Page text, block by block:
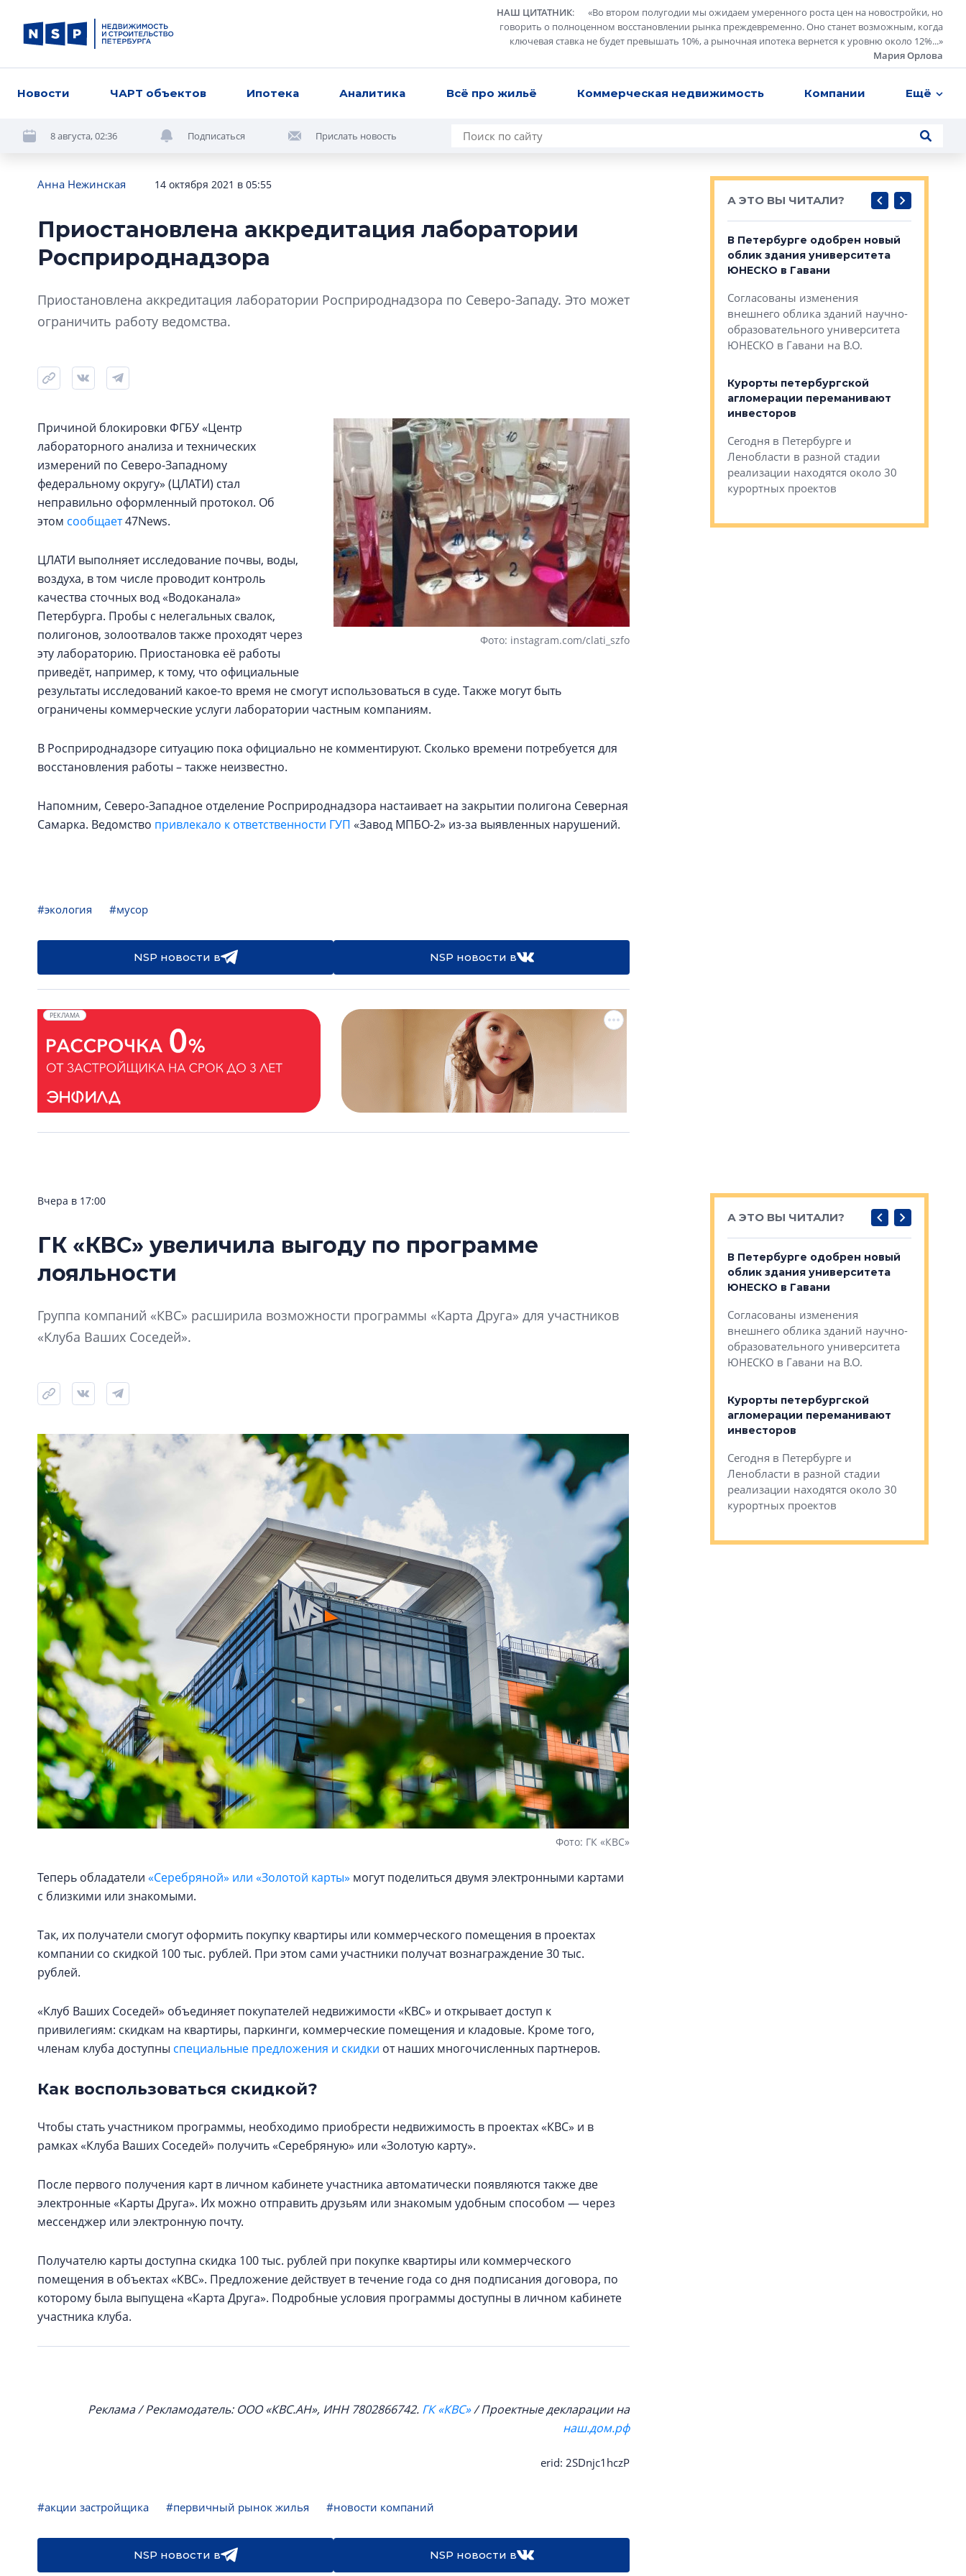
НАШ ЦИТАТНИК: «Во втором полугодии мы ожидаем умеренного роста цен на новостройки, но
говорить о полноценном восстановлении рынка преждевременно. Оно станет возможным, когда
ключевая ставка не будет превышать 10%, а рыночная ипотека вернется к уровню около 12%...»
Мария Орлова
Новости ЧАРТ объектов Ипотека Аналитика Всё про жильё Коммерческая недвижимость Компании Ещё
8 августа, 02:36 Подписаться Прислать новость
Анна Нежинская 14 октября 2021 в 05:55
Приостановлена аккредитация лаборатории
Росприроднадзора
Приостановлена аккредитация лаборатории Росприроднадзора по Северо-Западу. Это может
ограничить работу ведомства.
Фото: instagram.com/clati_szfo
Причиной блокировки ФГБУ «Центр
лабораторного анализа и технических
измерений по Северо-Западному
федеральному округу» (ЦЛАТИ) стал
неправильно оформленный протокол. Об
этом сообщает47News.
ЦЛАТИ выполняет исследование почвы, воды,
воздуха, в том числе проводит контроль
качества сточных вод «Водоканала»
Петербурга. Пробы с нелегальных свалок,
полигонов, золоотвалов также проходят через
эту лабораторию. Приостановка её работы
приведёт, например, к тому, что официальные
результаты исследований какое-то время не смогут использоваться в суде. Также могут быть
ограничены коммерческие услуги лаборатории частным компаниям.
В Росприроднадзоре ситуацию пока официально не комментируют. Сколько времени потребуется для
восстановления работы – также неизвестно.
Напомним, Северо-Западное отделение Росприроднадзора настаивает на закрытии полигона Северная
Самарка. Ведомство привлекало к ответственности ГУП «Завод МПБО-2» из-за выявленных нарушений.
#экология #мусор
NSP новости в NSP новости в
РЕКЛАМА
А ЭТО ВЫ ЧИТАЛИ?
Усадьба Торосово — антидот
эпохи фальш-панелей
дешевле строящихся
В Петербурге одобрен новый
облик здания университета
ЮНЕСКО в Гавани
Согласованы изменения
внешнего облика зданий научно-
образовательного университета
ЮНЕСКО в Гавани на В.О.
Курорты петербургской
агломерации переманивают
инвесторов
Сегодня в Петербурге и
Ленобласти в разной стадии
реализации находятся около 30
курортных проектов
Вчера в 17:00
ГК «КВС» увеличила выгоду по программе
лояльности
Группа компаний «КВС» расширила возможности программы «Карта Друга» для участников
«Клуба Ваших Соседей».
Фото: ГК «КВС»
Теперь обладатели «Серебряной» или «Золотой карты» могут поделиться двумя электронными картами
с близкими или знакомыми.
Так, их получатели смогут оформить покупку квартиры или коммерческого помещения в проектах
компании со скидкой 100 тыс. рублей. При этом сами участники получат вознаграждение 30 тыс.
рублей.
«Клуб Ваших Соседей» объединяет покупателей недвижимости «КВС» и открывает доступ к
привилегиям: скидкам на квартиры, паркинги, коммерческие помещения и кладовые. Кроме того,
членам клуба доступны специальные предложения и скидки от наших многочисленных партнеров.
Как воспользоваться скидкой?
Чтобы стать участником программы, необходимо приобрести недвижимость в проектах «КВС» и в
рамках «Клуба Ваших Соседей» получить «Серебряную» или «Золотую карту».
После первого получения карт в личном кабинете участника автоматически появляются также две
электронные «Карты Друга». Их можно отправить друзьям или знакомым удобным способом — через
мессенджер или электронную почту.
Получателю карты доступна скидка 100 тыс. рублей при покупке квартиры или коммерческого
помещения в объектах «КВС». Предложение действует в течение года со дня подписания договора, по
которому была выпущена «Карта Друга». Подробные условия программы доступны в личном кабинете
участника клуба.
Реклама / Рекламодатель: ООО «КВС.АН», ИНН 7802866742. ГК «КВС»/ Проектные декларации на
наш.дом.рф
erid: 2SDnjc1hczP
#акции застройщика #первичный рынок жилья #новости компаний
NSP новости в NSP новости в
А ЭТО ВЫ ЧИТАЛИ?
эпохи фальш-панелей
В Петербурге одобрен новый
облик здания университета
ЮНЕСКО в Гавани
Согласованы изменения
внешнего облика зданий научно-
образовательного университета
ЮНЕСКО в Гавани на В.О.
Курорты петербургской
агломерации переманивают
инвесторов
Сегодня в Петербурге и
Ленобласти в разной стадии
реализации находятся около 30
курортных проектов